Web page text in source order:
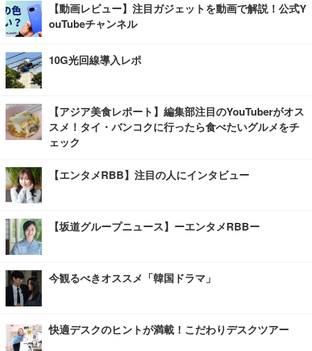
【動画レビュー】注目ガジェットを動画で解説！公式Y
ouTubeチャンネル
10G光回線導入レポ
【アジア美食レポート】編集部注目のYouTuberがオス
スメ！タイ・バンコクに行ったら食べたいグルメをチ
ェック
【エンタメRBB】注目の人にインタビュー
【坂道グループニュース】ーエンタメRBBー
今観るべきオススメ「韓国ドラマ」
快適デスクのヒントが満載！こだわりデスクツアー